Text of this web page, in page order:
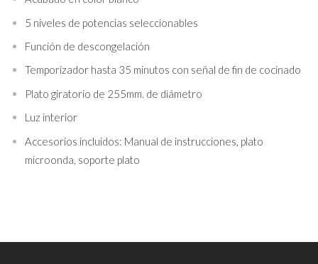
5 niveles de potencias seleccionables
Función de descongelación
Temporizador hasta 35 minutos con señal de fin de cocinado
Plato giratorio de 255mm. de diámetro
Luz interior
Accesorios incluidos: Manual de instrucciones, plato
microonda, soporte plato